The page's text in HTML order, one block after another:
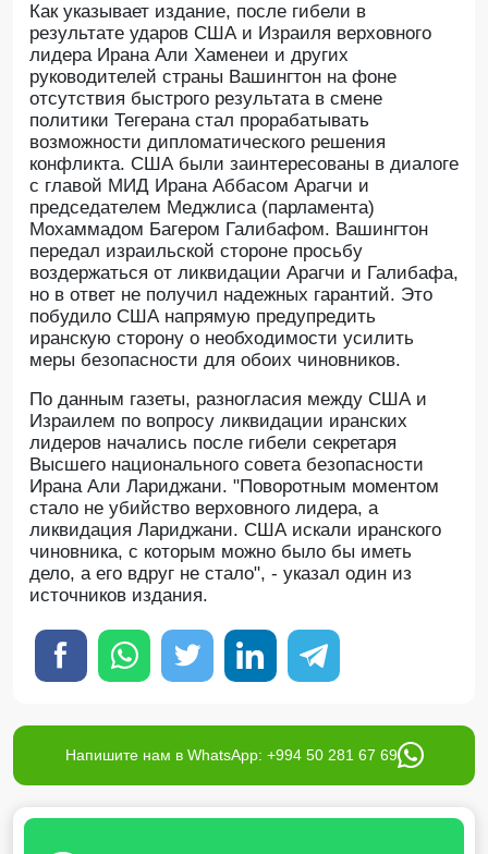
Как указывает издание, после гибели в
результате ударов США и Израиля верховного
лидера Ирана Али Хаменеи и других
руководителей страны Вашингтон на фоне
отсутствия быстрого результата в смене
политики Тегерана стал прорабатывать
возможности дипломатического решения
конфликта. США были заинтересованы в диалоге
с главой МИД Ирана Аббасом Арагчи и
председателем Меджлиса (парламента)
Мохаммадом Багером Галибафом. Вашингтон
передал израильской стороне просьбу
воздержаться от ликвидации Арагчи и Галибафа,
но в ответ не получил надежных гарантий. Это
побудило США напрямую предупредить
иранскую сторону о необходимости усилить
меры безопасности для обоих чиновников.
По данным газеты, разногласия между США и
Израилем по вопросу ликвидации иранских
лидеров начались после гибели секретаря
Высшего национального совета безопасности
Ирана Али Лариджани. "Поворотным моментом
стало не убийство верховного лидера, а
ликвидация Лариджани. США искали иранского
чиновника, с которым можно было бы иметь
дело, а его вдруг не стало", - указал один из
источников издания.
Напишите нам в WhatsApp: +994 50 281 67 69